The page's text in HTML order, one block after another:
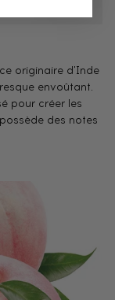
originaire d'Inde
envoûtant.
pour créer les
des notes